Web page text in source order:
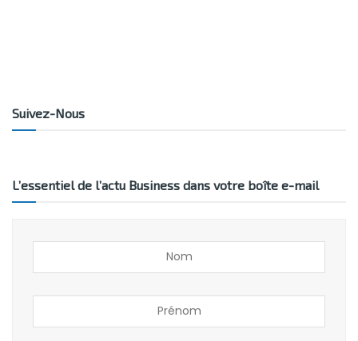
Suivez-Nous
L’essentiel de l’actu Business dans votre boîte e-mail